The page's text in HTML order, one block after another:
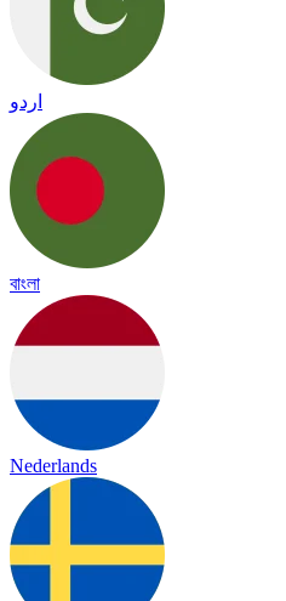
اردو
বাংলা
Nederlands